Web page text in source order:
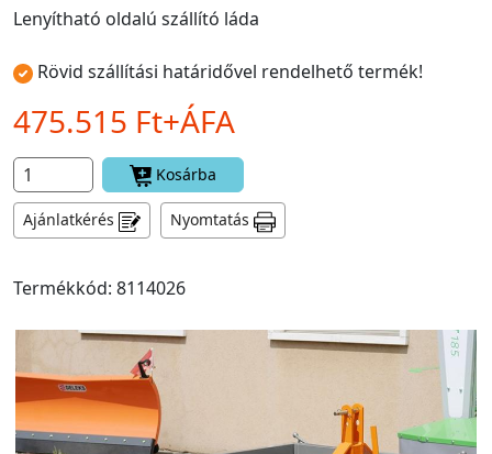
Lenyítható oldalú szállító láda
Rövid szállítási határidővel rendelhető termék!
475.515 Ft+ÁFA
Kosárba
Ajánlatkérés Nyomtatás
Termékkód: 8114026